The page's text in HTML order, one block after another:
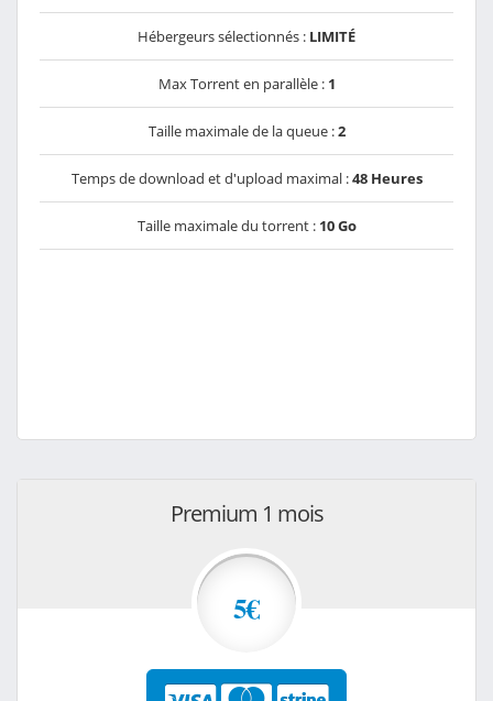
Hébergeurs sélectionnés : LIMITÉ
Max Torrent en parallèle : 1
Taille maximale de la queue :2
Temps de download et d'upload maximal :48 Heures
Taille maximale du torrent : 10 Go
Premium 1 mois
5€